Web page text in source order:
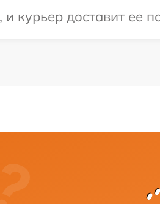
доставит ее